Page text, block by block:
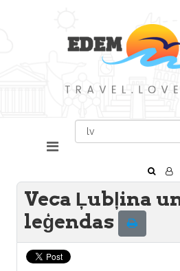
Veca Ļubļina
leģendas